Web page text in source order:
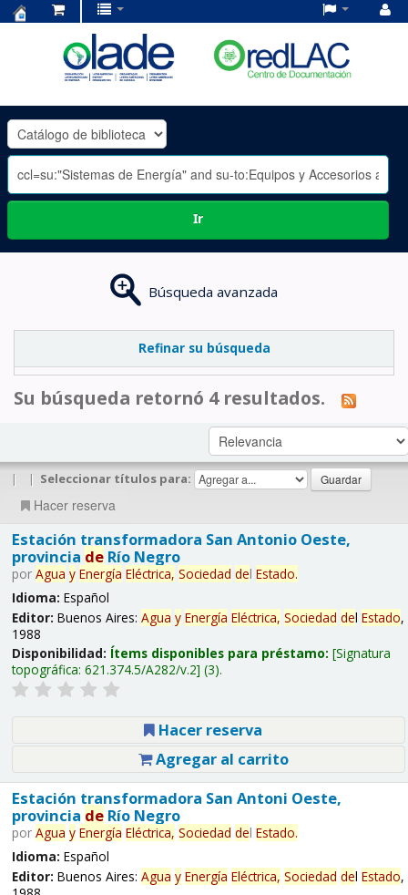
OLADE
-
Ir
Búsqueda avanzada
Refinar su búsqueda
Su búsqueda retornó 4 resultados.
| | Seleccionar títulos para:
Hacer reserva
Estación transformadora San Antonio Oeste,
provincia deRío Negro
por Agua y Energía Eléctrica, Sociedad del Estado.
Idioma: Español
Editor: Buenos Aires: Agua y Energía Eléctrica, Sociedad del Estado,
1988
Disponibilidad: Ítems disponibles para préstamo: Signatura
topográfica: 621.374.5/A282/v.2 (3).
Hacer reserva
Agregar al carrito
Estación transformadora San Antoni Oeste,
provincia deRío Negro
por Agua y Energía Eléctrica, Sociedad del Estado.
Idioma: Español
Editor: Buenos Aires: Agua y Energía Eléctrica, Sociedad del Estado,